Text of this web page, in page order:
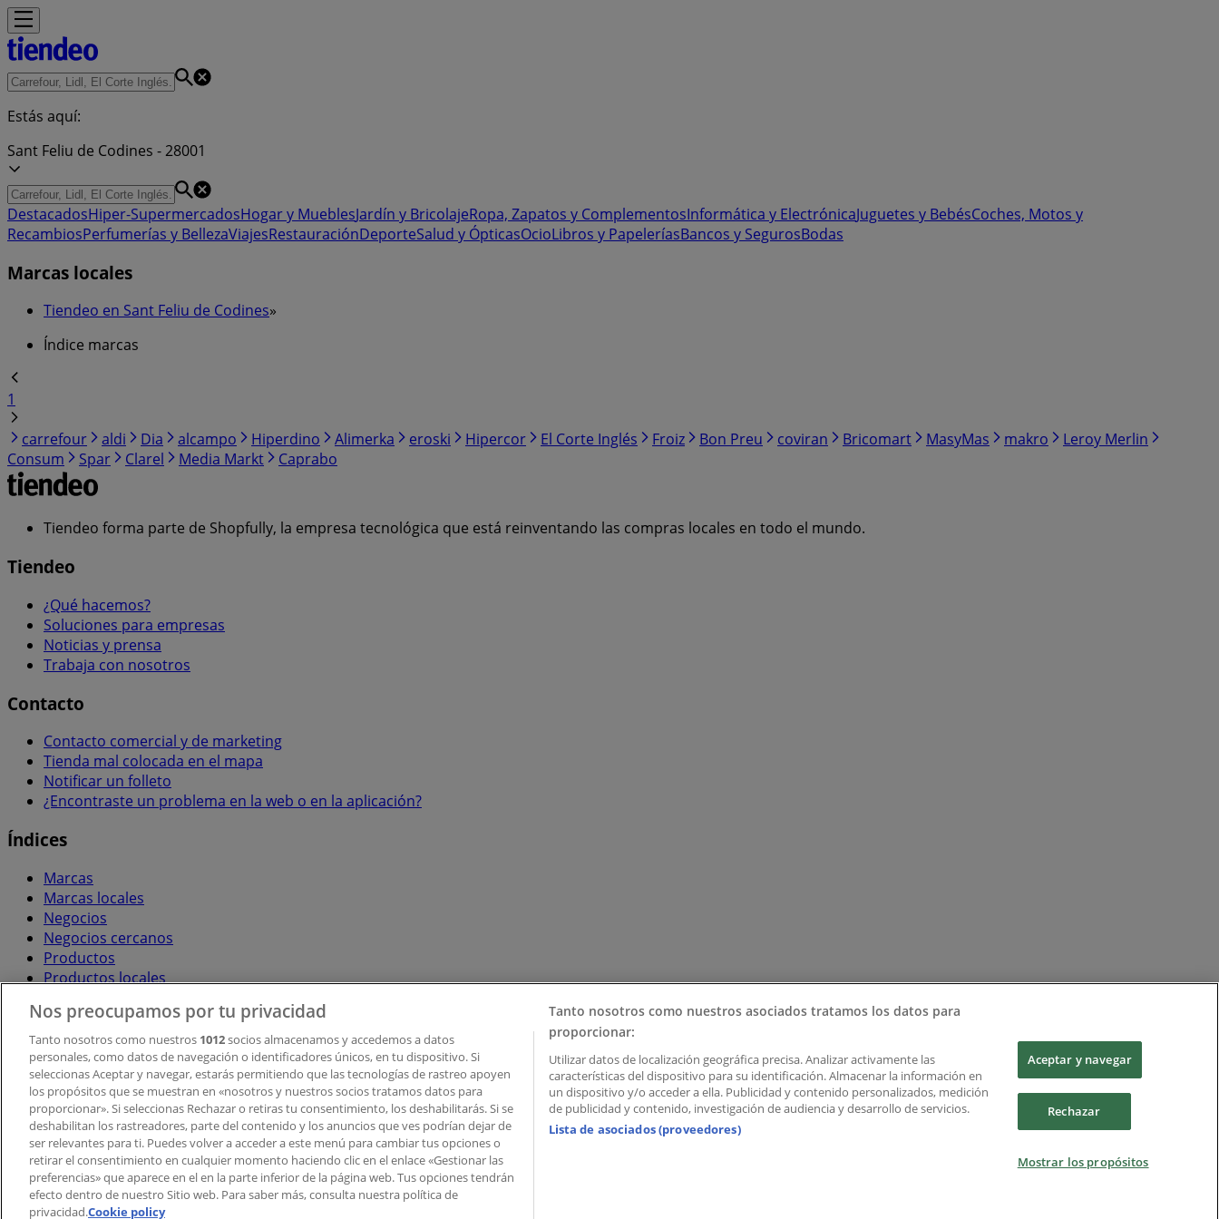
Estás aquí:
Sant Feliu de Codines - 28001
DestacadosHiper-SupermercadosHogar y MueblesJardín y BricolajeRopa, Zapatos y ComplementosInformática y ElectrónicaJuguetes y BebésCoches, Motos y
RecambiosPerfumerías y BellezaViajesRestauraciónDeporteSalud y ÓpticasOcioLibros y PapeleríasBancos y SegurosBodas
Marcas locales
Tiendeo en Sant Feliu de Codines»
Índice marcas
1
carrefour
aldi Dia alcampo Hiperdino Alimerka eroski Hipercor El Corte Inglés Froiz Bon Preu coviran Bricomart MasyMas makro
Leroy Merlin
Consum
Spar Clarel Media Markt Caprabo
Tiendeo forma parte de Shopfully, la empresa tecnológica que está reinventando las compras locales en todo el mundo.
Tiendeo
¿Qué hacemos?
Soluciones para empresas
Noticias y prensa
Trabaja con nosotros
Contacto
Contacto comercial y de marketing
Tienda mal colocada en el mapa
Notificar un folleto
¿Encontraste un problema en la web o en la aplicación?
Índices
Marcas
Marcas locales
Negocios
Negocios cercanos
Productos
Productos locales
Descargar la APP Tiendeo
Copyright © Tiendeo ® 2026 · Shopfully Marketing S.L.U. – Palau de Mar – 08039 Barcelona, Spain
Términos y condicionesPolítica de privacidad
Nos preocupamos por tu privacidad
Tanto nosotros como nuestros 1012socios almacenamos y accedemos a datos
personales, como datos de navegación o identificadores únicos, en tu dispositivo. Si
seleccionas Aceptar y navegar, estarás permitiendo que las tecnologías de rastreo apoyen
los propósitos que se muestran en «nosotros y nuestros socios tratamos datos para
proporcionar». Si seleccionas Rechazar o retiras tu consentimiento, los deshabilitarás. Si se
deshabilitan los rastreadores, parte del contenido y los anuncios que ves podrían dejar de
ser relevantes para ti. Puedes volver a acceder a este menú para cambiar tus opciones o
retirar el consentimiento en cualquier momento haciendo clic en el enlace «Gestionar las
preferencias» que aparece en el en la parte inferior de la página web. Tus opciones tendrán
efecto dentro de nuestro Sitio web. Para saber más, consulta nuestra política de
privacidad.Cookie policy
Tanto nosotros como nuestros asociados tratamos los datos para
proporcionar:
Utilizar datos de localización geográfica precisa. Analizar activamente las
características del dispositivo para su identificación. Almacenar la información en
un dispositivo y/o acceder a ella. Publicidad y contenido personalizados, medición
de publicidad y contenido, investigación de audiencia y desarrollo de servicios.
Lista de asociados (proveedores)
Aceptar y navegar
Rechazar
Mostrar los propósitos